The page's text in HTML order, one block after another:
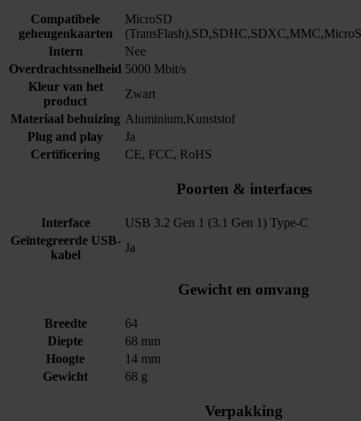
Compatibele
geheugenkaarten
MicroSD
Intern
Nee
Overdrachtssnelheid 5000 Mbit/s
Kleur van het
product
Zwart
Materiaal behuizing Aluminium,Kunststof
Plug and play
Ja
Certificering
CE, FCC, RoHS
Poorten & interfaces
Interface
USB 3.2 Gen 1 (3.1 Gen 1) Type-C
Geïntegreerde USB-
kabel
Ja
Gewicht en omvang
Breedte
64
Diepte
68 mm
Hoogte
14 mm
Gewicht
68 g
Verpakking